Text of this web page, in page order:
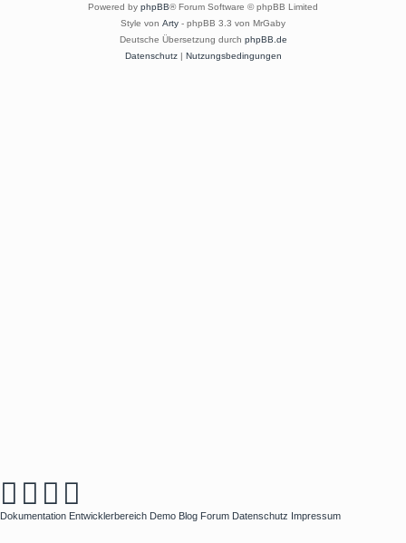
Powered by phpBB® Forum Software © phpBB Limited
Style von Arty - phpBB 3.3 von MrGaby
Deutsche Übersetzung durch phpBB.de
Datenschutz| Nutzungsbedingungen
Dokumentation Entwicklerbereich Demo Blog Forum Datenschutz Impressum